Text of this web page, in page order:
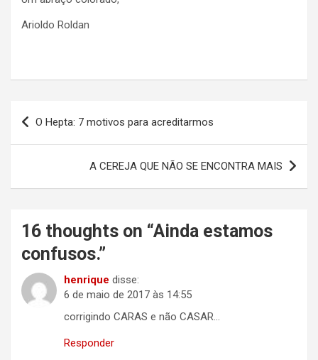
Arioldo Roldan
Navegação
de
O Hepta: 7 motivos para acreditarmos
A CEREJA QUE NÃO SE ENCONTRA MAIS
16 thoughts on “Ainda estamos
confusos.”
henrique disse:
6 de maio de 2017 às 14:55
corrigindo CARAS e não CASAR…
Responder